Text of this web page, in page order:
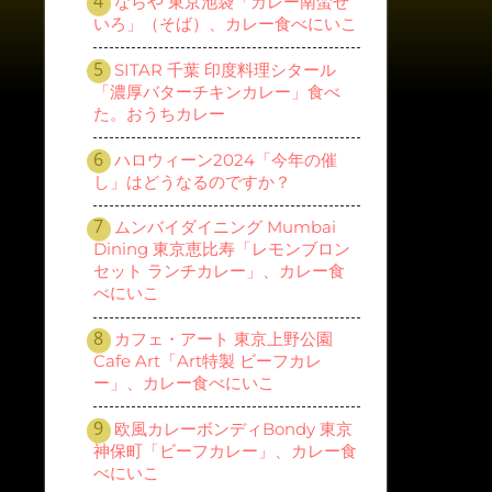
いろ」（そば）、カレー食べにいこ
SITAR 千葉 印度料理シタール
「濃厚バターチキンカレー」食べ
た。おうちカレー
ハロウィーン2024「今年の催
し」はどうなるのですか？
ムンバイダイニング Mumbai
Dining 東京恵比寿「レモンブロン
セット ランチカレー」、カレー食
べにいこ
カフェ・アート 東京上野公園
Cafe Art「Art特製 ビーフカレ
ー」、カレー食べにいこ
欧風カレーボンディBondy 東京
神保町「ビーフカレー」、カレー食
べにいこ